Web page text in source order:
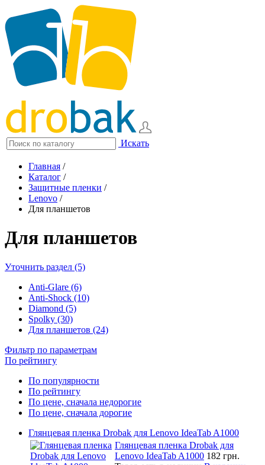
Искать
Главная /
Каталог /
Защитные пленки /
Lenovo /
Для планшетов
Для планшетов
Уточнить раздел (5)
Anti-Glare (6)
Anti-Shock (10)
Diamond (5)
Spolky (30)
Для планшетов (24)
Фильтр по параметрам
По рейтингу
По популярности
По рейтингу
По цене, сначала недорогие
По цене, сначала дорогие
Глянцевая пленка Drobak для Lenovo IdeaTab A1000
Глянцевая пленка Drobak для
Lenovo IdeaTab A1000 182 грн.